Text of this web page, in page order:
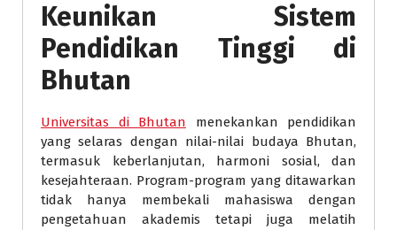
Keunikan Sistem
Pendidikan Tinggi di
Bhutan
Universitas di Bhutan menekankan pendidikan
yang selaras dengan nilai-nilai budaya Bhutan,
termasuk keberlanjutan, harmoni sosial, dan
kesejahteraan. Program-program yang ditawarkan
tidak hanya membekali mahasiswa dengan
pengetahuan akademis tetapi juga melatih